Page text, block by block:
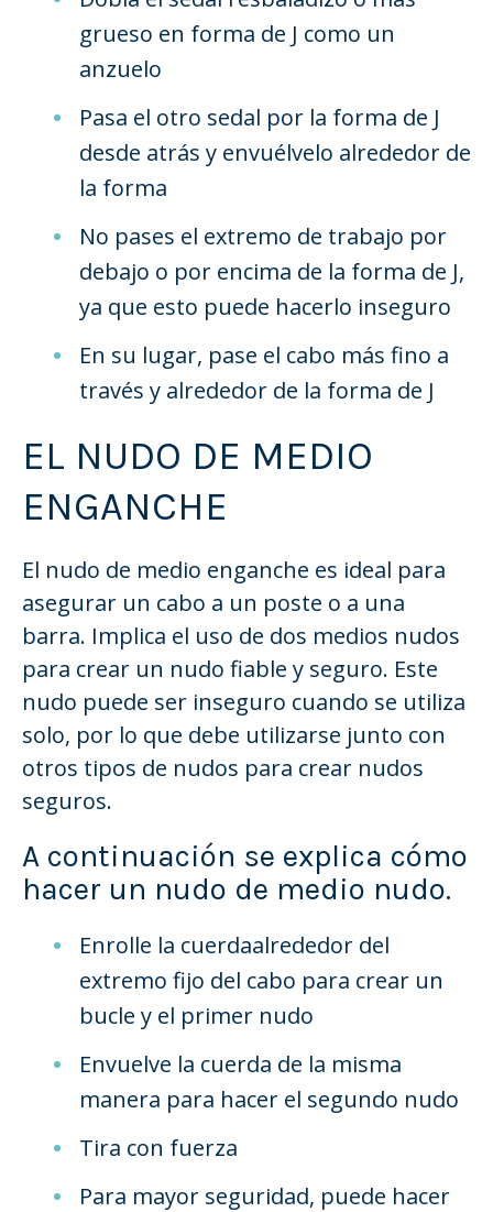
grueso en forma de J como un
anzuelo
Pasa el otro sedal por la forma de J
desde atrás y envuélvelo alrededor de
la forma
No pases el extremo de trabajo por
debajo o por encima de la forma de J,
ya que esto puede hacerlo inseguro
En su lugar, pase el cabo más fino a
través y alrededor de la forma de J
EL NUDO DE MEDIO
ENGANCHE
El nudo de medio enganche es ideal para
asegurar un cabo a un poste o a una
barra. Implica el uso de dos medios nudos
para crear un nudo fiable y seguro. Este
nudo puede ser inseguro cuando se utiliza
solo, por lo que debe utilizarse junto con
otros tipos de nudos para crear nudos
seguros.
A continuación se explica cómo
hacer un nudo de medio nudo.
Enrolle la cuerdaalrededor del
extremo fijo del cabo para crear un
bucle y el primer nudo
Envuelve la cuerda de la misma
manera para hacer el segundo nudo
Tira con fuerza
Para mayor seguridad, puede hacer